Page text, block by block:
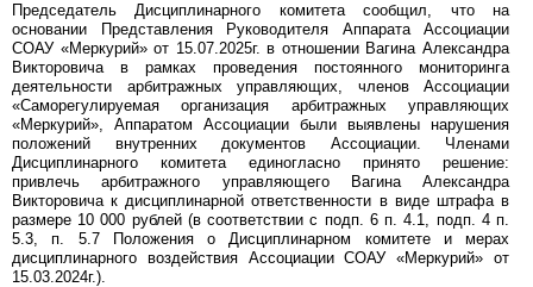
Председатель Дисциплинарного комитета сообщил, что на
основании Представления Руководителя Аппарата Ассоциации
СОАУ «Меркурий» от 15.07.2025г. в отношении Вагина Александра
Викторовича в рамках проведения постоянного мониторинга
деятельности арбитражных управляющих, членов Ассоциации
«Саморегулируемая организация арбитражных управляющих
«Меркурий», Аппаратом Ассоциации были выявлены нарушения
положений внутренних документов Ассоциации. Членами
Дисциплинарного комитета единогласно принято решение:
привлечь арбитражного управляющего Вагина Александра
Викторовича к дисциплинарной ответственности в виде штрафа в
размере 10 000 рублей (в соответствии с подп. 6 п. 4.1, подп. 4 п.
5.3, п. 5.7 Положения о Дисциплинарном комитете и мерах
дисциплинарного воздействия Ассоциации СОАУ «Меркурий» от
15.03.2024г.).